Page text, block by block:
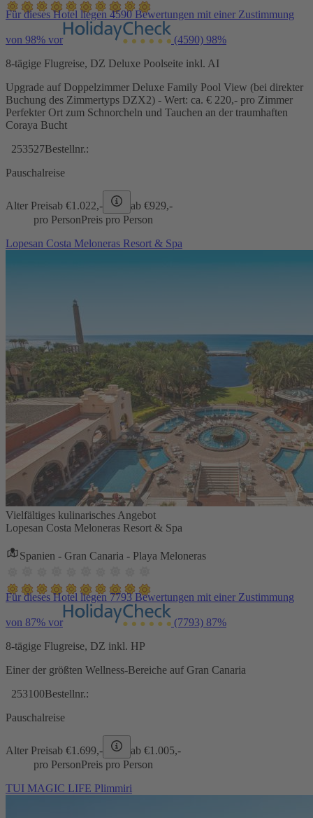
Für dieses Hotel liegen 4590 Bewertungen mit einer Zustimmung
von 98% vor (4590) 98%
8-tägige Flugreise, DZ Deluxe Poolseite inkl. AI
Upgrade auf Doppelzimmer Deluxe Family Pool View (bei direkter
Buchung des Zimmertyps DZX2) - Wert: ca. € 220,- pro Zimmer
Perfekter Ort zum Schnorcheln und Tauchen an der traumhaften
Coraya Bucht
253527Bestellnr.:
Pauschalreise
Alter Preisab €1.022,- ab €929,-
pro PersonPreis pro Person
Lopesan Costa Meloneras Resort & Spa
Vielfältiges kulinarisches Angebot
Lopesan Costa Meloneras Resort & Spa
Spanien - Gran Canaria - Playa Meloneras
Für dieses Hotel liegen 7793 Bewertungen mit einer Zustimmung
von 87% vor (7793) 87%
8-tägige Flugreise, DZ inkl. HP
Einer der größten Wellness-Bereiche auf Gran Canaria
253100Bestellnr.:
Pauschalreise
Alter Preisab €1.699,- ab €1.005,-
pro PersonPreis pro Person
TUI MAGIC LIFE Plimmiri